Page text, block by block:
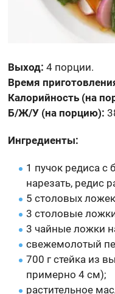
Выход: 4 порции.
Время
Калорийность (на
Б/Ж/У (на порцию):
Ингредиенты:
1 пучок редиса с
нарезать, редис
5 столовых
3 столовые
3 чайные ложки
свежемолотый
700 г стейка из
примерно 4 см);
растительное